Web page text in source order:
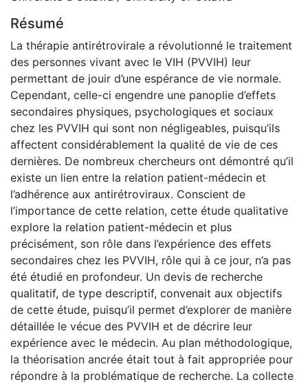
Résumé
La thérapie antirétrovirale a révolutionné le traitement
des personnes vivant avec le VIH (PVVIH) leur
permettant de jouir d’une espérance de vie normale.
Cependant, celle-ci engendre une panoplie d’effets
secondaires physiques, psychologiques et sociaux
chez les PVVIH qui sont non négligeables, puisqu’ils
affectent considérablement la qualité de vie de ces
dernières. De nombreux chercheurs ont démontré qu’il
existe un lien entre la relation patient-médecin et
l’adhérence aux antirétroviraux. Conscient de
l’importance de cette relation, cette étude qualitative
explore la relation patient-médecin et plus
précisément, son rôle dans l’expérience des effets
secondaires chez les PVVIH, rôle qui à ce jour, n’a pas
été étudié en profondeur. Un devis de recherche
qualitatif, de type descriptif, convenait aux objectifs
de cette étude, puisqu’il permet d’explorer de manière
détaillée le vécue des PVVIH et de décrire leur
expérience avec le médecin. Au plan méthodologique,
la théorisation ancrée était tout à fait appropriée pour
répondre à la problématique de recherche. La collecte